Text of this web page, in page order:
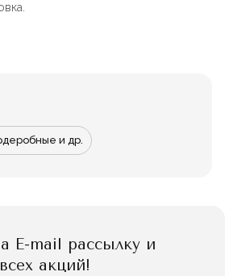
и др.
E-mail рассылку и
акций!